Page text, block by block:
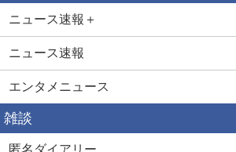
ニュース速報＋
ニュース速報
エンタメニュース
雑談
匿名ダイアリー